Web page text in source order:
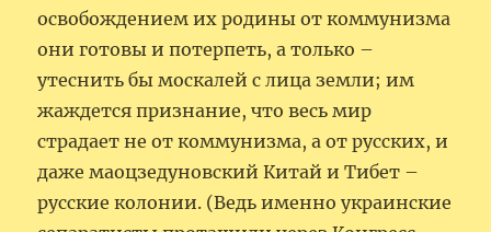
освобождением их родины от коммунизма
они готовы и потерпеть, а только –
утеснить бы москалей с лица земли; им
жаждется признание, что весь мир
страдает не от коммунизма, а от русских, и
даже маоцзедуновский Китай и Тибет –
русские колонии. (Ведь именно украинские